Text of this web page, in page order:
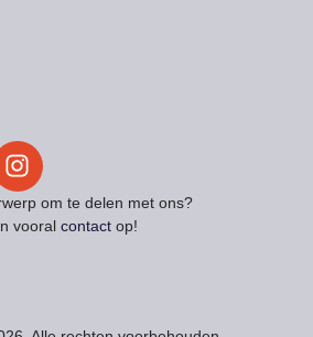
om te delen met ons?
vooral contactop!